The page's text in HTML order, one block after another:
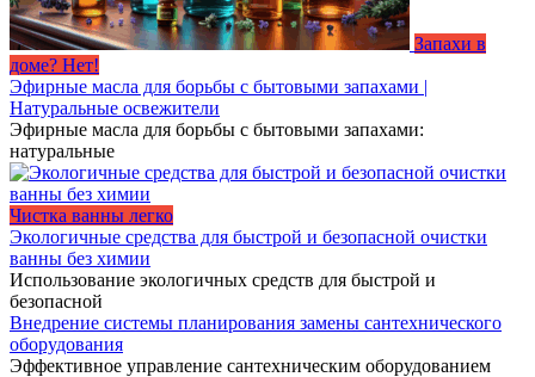
Запахи в
доме? Нет!
Эфирные масла для борьбы с бытовыми запахами |
Натуральные освежители
Эфирные масла для борьбы с бытовыми запахами:
натуральные
Чистка ванны легко
Экологичные средства для быстрой и безопасной очистки
ванны без химии
Использование экологичных средств для быстрой и
безопасной
Внедрение системы планирования замены сантехнического
оборудования
Эффективное управление сантехническим оборудованием